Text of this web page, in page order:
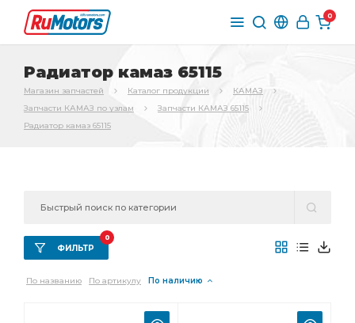
0
Радиатор камаз 65115
Магазин запчастей Каталог продукции
КАМАЗ
Запчасти КАМАЗ по узлам
Запчасти КАМАЗ 65115
Радиатор камаз 65115
ФИЛЬТР
0
По названию По артикулу По наличию